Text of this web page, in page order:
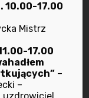
10.00-17.00
Mistrz
17.00
–
–